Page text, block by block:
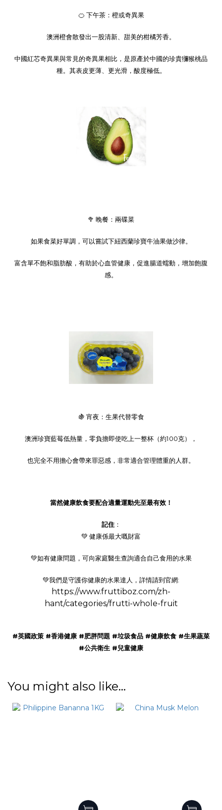
🍊 下午茶：橙或奇異果
澳洲橙會散發出一股清新、甜美的柑橘芳香。
中國紅芯奇異果與常見的奇異果相比，是原產於中國的珍貴獼猴桃品
種。其表皮更薄、更光滑，酸度極低。
🥦 晚餐：兩碟菜
如果食菜好單調，可以嘗試下紐西蘭珍寶牛油果做沙律。
富含單不飽和脂肪酸，有助於心血管健康，促進腸道蠕動，增加飽腹
感。
🍇 宵夜：生果代替零食
澳洲珍寶藍莓低熱量，零負擔即使吃上一整杯（約100克），
也完全不用擔心會帶來罪惡感，非常適合管理體重的人群。
當然健康飲食要配合適量運動先至最有效！
記住：
💚 健康係最大嘅財富
💚如有健康問題，可向家庭醫生查詢適合自己食用的水果
💚我們是守護你健康的水果達人，詳情請到官網:
https://www.fruttiboz.com/zh-
hant/categories/frutti-whole-fruit
#英國政策 #香港健康 #肥胖問題 #垃圾食品 #健康飲食 #生果蔬菜
#公共衛生 #兒童健康
You might also like...